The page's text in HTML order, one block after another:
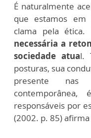
É naturalmente
que estamos
clama pela ética.
necessária a
sociedade atual.
posturas, sua
presente nas
responsáveis por
(2002. p. 85)